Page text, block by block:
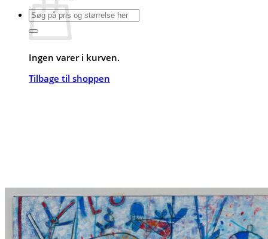
Ingen varer i kurven.
Tilbage til shoppen
Søg
efter: